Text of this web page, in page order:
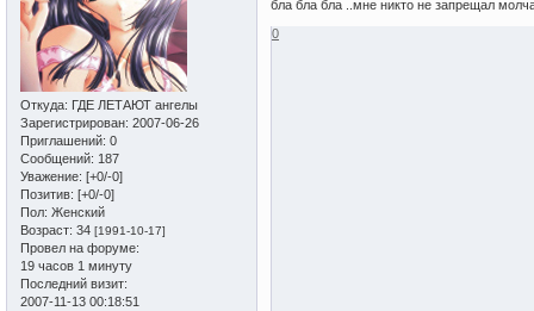
Откуда: ГДЕ ЛЕТАЮТ ангелы
Зарегистрирован: 2007-06-26
Приглашений: 0
Сообщений: 187
Уважение: [+0/-0]
Позитив: [+0/-0]
Пол: Женский
Возраст: 34 [1991-10-17]
Провел на форуме:
19 часов 1 минуту
Последний визит:
2007-11-13 00:18:51
бла бла бла ..мне никто не запрещал
0